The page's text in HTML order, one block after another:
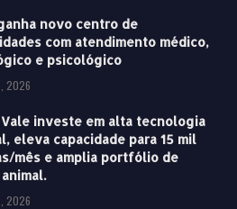
novo centro de
com atendimento médico,
e psicológico
2026
investe em alta tecnologia
eleva capacidade para 15 mil
mês e amplia portfólio de
2026